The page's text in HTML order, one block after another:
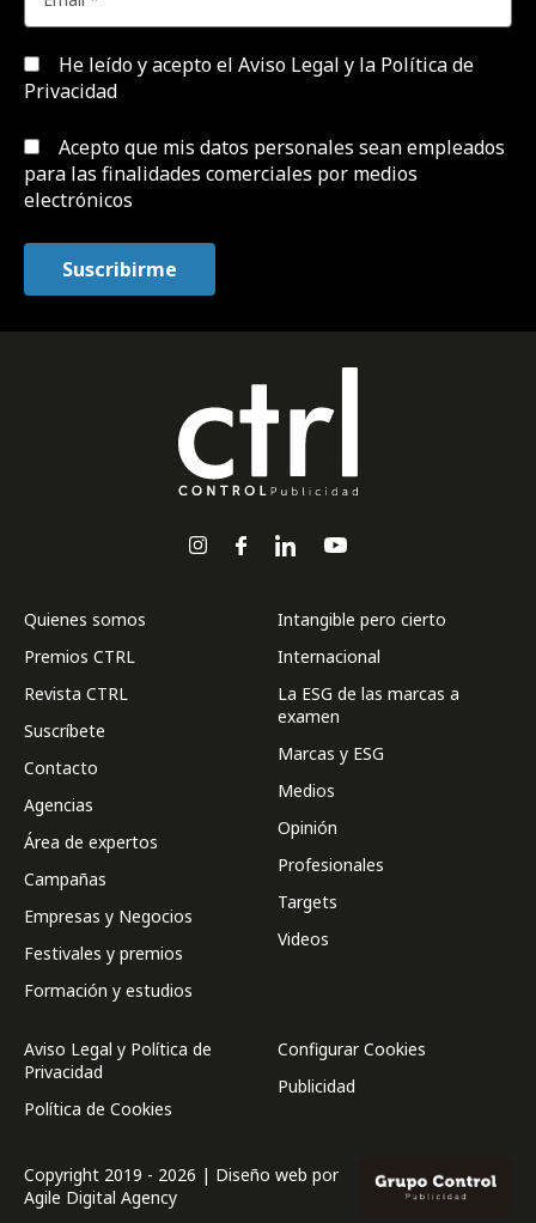
He leído y acepto el Aviso Legal y la Política de
Privacidad
Acepto que mis datos personales sean empleados
para las finalidades comerciales por medios
electrónicos
Quienes somos
Premios CTRL
Revista CTRL
Suscríbete
Contacto
Agencias
Área de expertos
Campañas
Empresas y Negocios
Festivales y premios
Formación y estudios
Intangible pero cierto
Internacional
La ESG de las marcas a
examen
Marcas y ESG
Medios
Opinión
Profesionales
Targets
Videos
Aviso Legal y Política de
Privacidad
Política de Cookies
Configurar Cookies
Publicidad
Copyright 2019 - 2026 | Diseño web por
Agile Digital Agency